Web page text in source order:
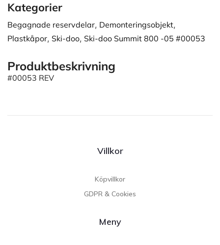
Kategorier
Begagnade reservdelar, Demonteringsobjekt,
Plastkåpor, Ski-doo, Ski-doo Summit 800 -05 #00053
Produktbeskrivning
#00053 REV
Villkor
Köpvillkor
GDPR & Cookies
Meny